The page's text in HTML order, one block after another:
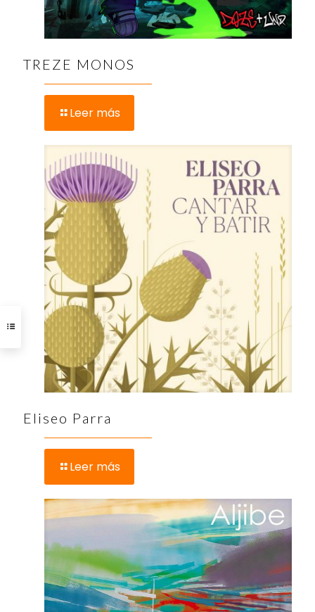
TREZE MONOS
Leer más
Eliseo Parra
Leer más